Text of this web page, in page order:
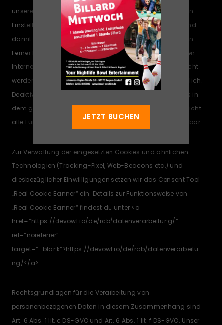
unsere Internetseite jederzeit mittels einer entsprechenden
Einstellung des genutzten Internetbrowsers verhindern und
damit der Setzung von Cookies dauerhaft widersprechen.
Ferner können bereits gesetzte Cookies jederzeit über einen
Internetbrowser oder andere Softwareprogramme gelöscht
werden. Dies ist in allen gängigen Internetbrowsern möglich.
Deaktiviert die betroffene Person die Setzung von Cookies in
dem genutzten Internetbrowser, sind unter Umständen nicht
alle Funktionen unserer Internetseite vollumfänglich nutzbar.
Zur Verwaltung der eingesetzten Cookies und ähnlichen
Technologien (Tracking-Pixel, Web-Beacons etc.) und
diesbezüglicher Einwilligungen setzen wir das Consent Tool
„Real Cookie Banner“ ein. Details zur Funktionsweise von
„Real Cookie Banner“ findest du unter <a
href=“https://devowl.io/de/rcb/datenverarbeitung/“
rel=“noreferrer“
target=“_blank“>https://devowl.io/de/rcb/datenverarbeitu
ng/</a>.
Rechtsgrundlagen für die Verarbeitung von
personenbezogenen Daten in diesem Zusammenhang sind
Art. 6 Abs. 1 lit. c DS-GVO und Art. 6 Abs. 1 lit. f DS-GVO. Unser
JETZT BUCHEN